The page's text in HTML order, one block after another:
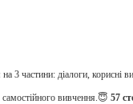
3 частини: діалоги, корисні
вивчення.😇 57